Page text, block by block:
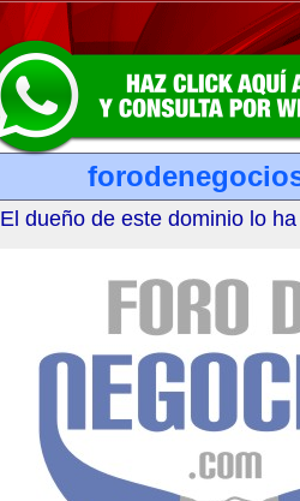
El dueño de este dominio lo